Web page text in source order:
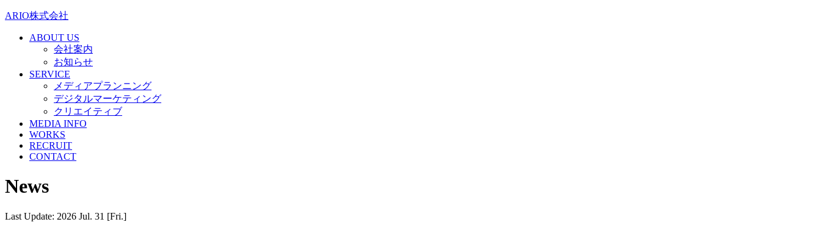
ARIO株式会社
ABOUT US
会社案内
お知らせ
SERVICE
メディアプランニング
デジタルマーケティング
クリエイティブ
MEDIA INFO
WORKS
RECRUIT
CONTACT
News
Last Update: 2026 Jul. 31 [Fri.]